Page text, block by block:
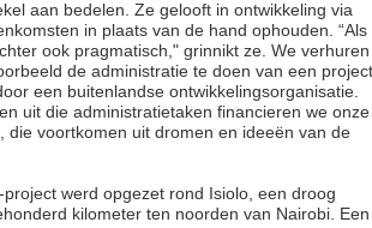
aan bedelen. Ze gelooft in ontwikkeling via
in plaats van de hand ophouden. “Als
ook pragmatisch," grinnikt ze. We verhuren
de administratie te doen van een project
een buitenlandse ontwikkelingsorganisatie.
uit die administratietaken financieren we onze
die voortkomen uit dromen en ideeën van de
project werd opgezet rond Isiolo, een droog
kilometer ten noorden van Nairobi. Een